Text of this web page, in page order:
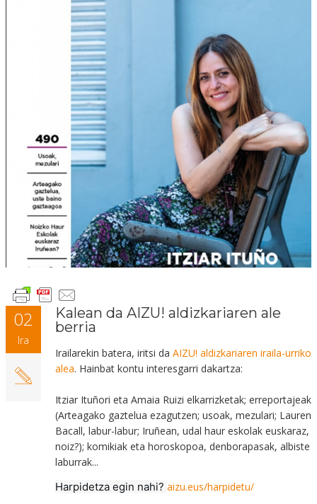
02
Ira
Kalean da AIZU! aldizkariaren ale
berria
Irailarekin batera, iritsi da AIZU! aldizkariaren iraila-urriko
alea. Hainbat kontu interesgarri dakartza:
Itziar Ituñori eta Amaia Ruizi elkarrizketak; erreportajeak
(Arteagako gaztelua ezagutzen; usoak, mezulari; Lauren
Bacall, labur-labur; Iruñean, udal haur eskolak euskaraz,
noiz?); komikiak eta horoskopoa, denborapasak, albiste
laburrak...
Harpidetza egin nahi? aizu.eus/harpidetu/